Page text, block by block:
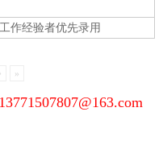
作经验者优先录用
› »